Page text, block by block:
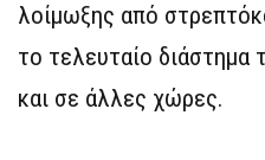
λοίμωξης από
το τελευταίο
και σε άλλες χώρες.